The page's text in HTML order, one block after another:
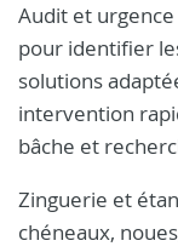
Audit et
pour identifier
solutions
intervention
bâche et
Zinguerie et
chéneaux,